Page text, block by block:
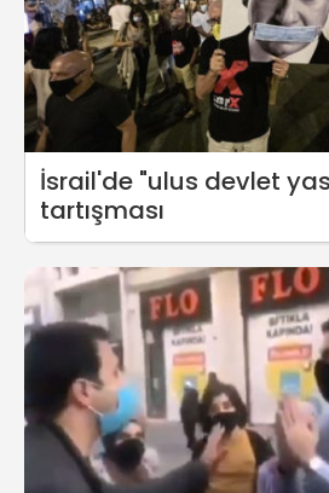
İsrail'de "ulus devlet
tartışması